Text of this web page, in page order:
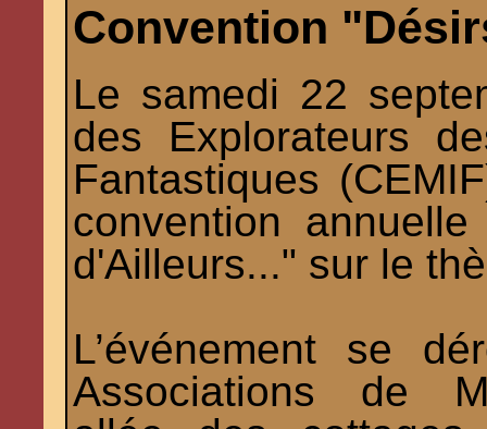
Convention
Le samedi 22
des Explorateurs
Fantastiques
convention
d'Ailleurs..." sur le
L’événement se
Associations de